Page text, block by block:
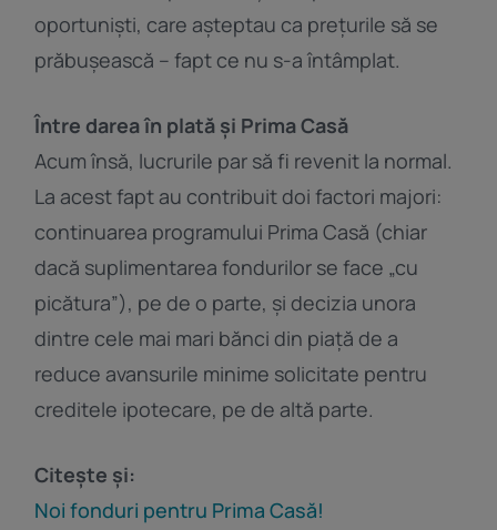
oportuniști, care așteptau ca prețurile să se
prăbușească – fapt ce nu s-a întâmplat.
Între darea în plată și Prima Casă
Acum însă, lucrurile par să fi revenit la normal.
La acest fapt au contribuit doi factori majori:
continuarea programului Prima Casă (chiar
dacă suplimentarea fondurilor se face „cu
picătura”), pe de o parte, și decizia unora
dintre cele mai mari bănci din piață de a
reduce avansurile minime solicitate pentru
creditele ipotecare, pe de altă parte.
Citește și:
Noi fonduri pentru Prima Casă!